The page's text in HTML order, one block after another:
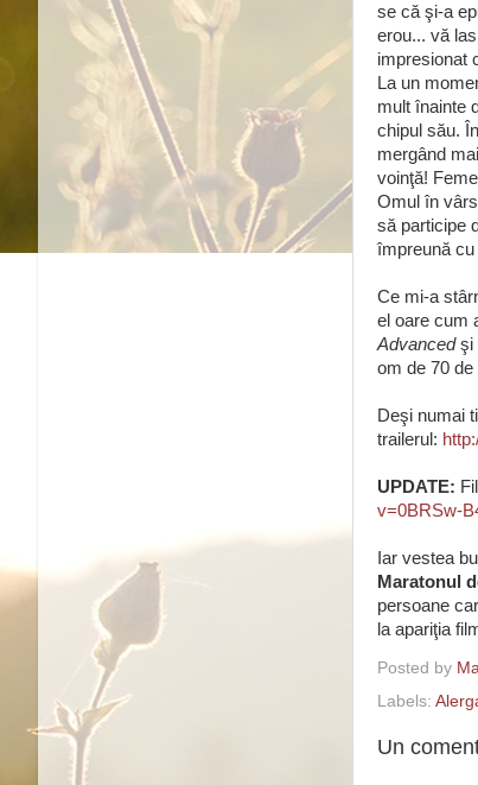
se că şi-a
erou... vă
impresionat
La un
mult înainte
chipul său.
mergând
voinţă!
Omul în
să participe
împreună cu
Ce mi-a
el oare cum
Advancedşi
om de 70
Deşi numai
trailerul:
UPDATE:
v=0BRSw-
Iar vestea
Maratonul
persoane
la apariţia
Posted by
Labels:
Un